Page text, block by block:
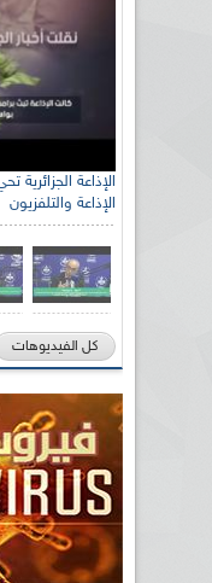
الإذاعة والتلفزيون
كل الفيديوهات